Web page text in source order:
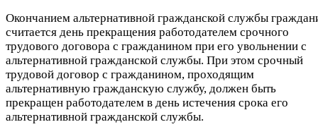
Окончанием альтернативной гражданской службы
считается день прекращения работодателем срочного
трудового договора с гражданином при его увольнении с
альтернативной гражданской службы. При этом срочный
трудовой договор с гражданином, проходящим
альтернативную гражданскую службу, должен быть
прекращен работодателем в день истечения срока его
альтернативной гражданской службы.